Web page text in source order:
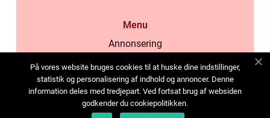
Menu
Annonsering
Cookies
Kontakta oss
Sitemap
På vores website bruges cookies til at huske dine indstillinger,
statistik og personalisering af indhold og annoncer. Denne
information deles med tredjepart. Ved fortsat brug af websiden
godkender du cookiepolitikken.